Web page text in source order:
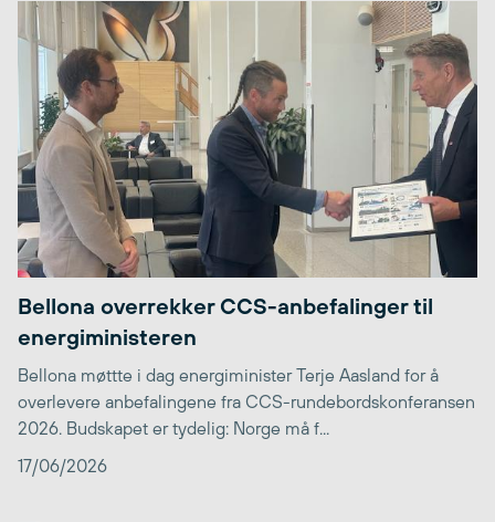
Bellona overrekker CCS-anbefalinger til
energiministeren
Bellona møttte i dag energiminister Terje Aasland for å
overlevere anbefalingene fra CCS-rundebordskonferansen
2026. Budskapet er tydelig: Norge må f...
17/06/2026